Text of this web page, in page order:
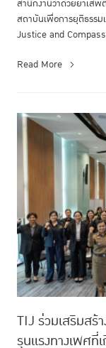
สำนักงานว่าด้วยยาเสพ
สถาบันเพื่อการยุติธรรม
Justice and
Read More
TIJ ร่วมเสริมสร้
รุนแรงทางเพศที่